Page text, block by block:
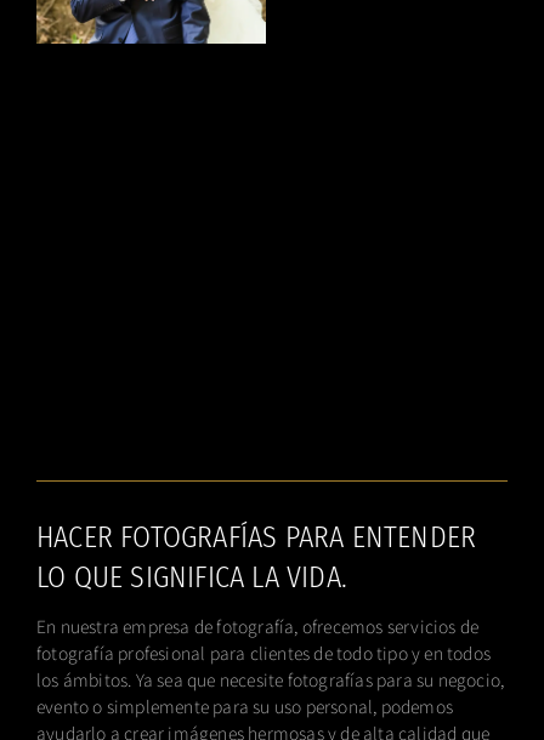
HACER FOTOGRAFÍAS PARA ENTENDER
LO QUE SIGNIFICA LA VIDA.
En nuestra empresa de fotografía, ofrecemos servicios de
fotografía profesional para clientes de todo tipo y en todos
los ámbitos. Ya sea que necesite fotografías para su negocio,
evento o simplemente para su uso personal, podemos
ayudarlo a crear imágenes hermosas y de alta calidad que